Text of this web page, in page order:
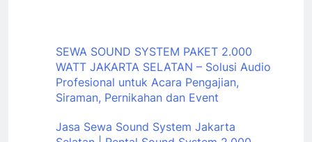
SEWA SOUND SYSTEM PAKET 2.000
WATT JAKARTA SELATAN – Solusi Audio
Profesional untuk Acara Pengajian,
Siraman, Pernikahan dan Event
Jasa Sewa Sound System Jakarta